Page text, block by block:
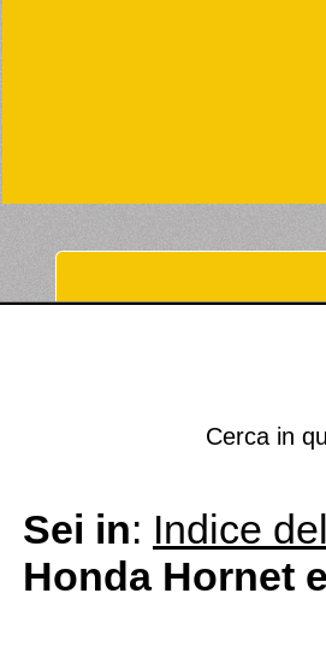
Cerca in
Sei in: Indice
Honda Hornet